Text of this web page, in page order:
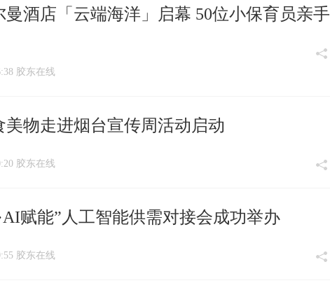
酒店「云端海洋」启幕 50位小保育员亲
胶东在线
美物走进烟台宣传周活动启动
胶东在线
赋能”人工智能供需对接会成功举办
胶东在线